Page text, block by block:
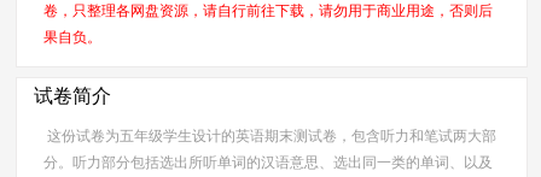
卷，只整理各网盘资源，请自行前往下载，请勿用于商业用途，否则后
果自负。
试卷简介
这份试卷为五年级学生设计的英语期末测试卷，包含听力和笔试两大部
分。听力部分包括选出所听单词的汉语意思、选出同一类的单词、以及